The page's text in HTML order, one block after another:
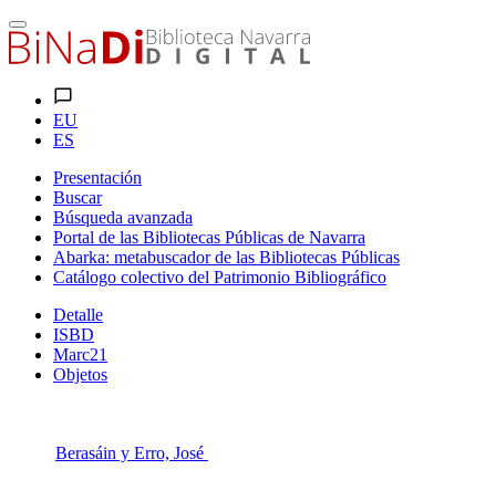
EU
ES
Presentación
Buscar
Búsqueda avanzada
Portal de las Bibliotecas Públicas de Navarra
Abarka: metabuscador de las Bibliotecas Públicas
Catálogo colectivo del Patrimonio Bibliográfico
Detalle
ISBD
Marc21
Objetos
Berasáin y Erro, José